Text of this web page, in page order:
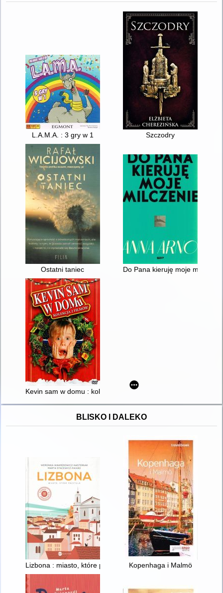
L.A.M.A. : 3 gry w 1 Szczodry
Ostatni taniec Do Pana kieruję moje
Kevin sam w domu : kolekcja 2 filmów
BLISKO I DALEKO
Lizbona : miasto, które przytula Kopenhaga i Malmö